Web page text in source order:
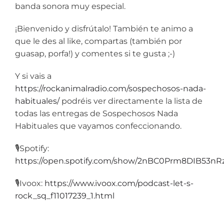
banda sonora muy especial.
¡Bienvenido y disfrútalo! También te animo a
que le des al like, compartas (también por
guasap, porfa!) y comentes si te gusta ;-)
Y si vais a
https://rockanimalradio.com/sospechosos-nada-
habituales/podréis ver directamente la lista de
todas las entregas de Sospechosos Nada
Habituales que vayamos confeccionando.
🎙️Spotify:
https://open.spotify.com/show/
🎙️Ivoox: https://www.ivoox.com/podcast-let-s-
rock_sq_f11017239_1.html